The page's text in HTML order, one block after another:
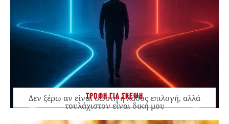
ΤΡΟΦΗ ΓΙΑ ΣΚΕΨΗ
Δεν ξέρω αν είναι σωστή ή λάθος επιλογή, αλλά
τουλάχιστον είναι δική μου